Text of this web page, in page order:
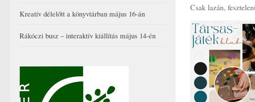
Csak lazán,
Kreatív délelőtt a könyvtárban május 16-án
Rákóczi busz – interaktív kiállítás május 14-én